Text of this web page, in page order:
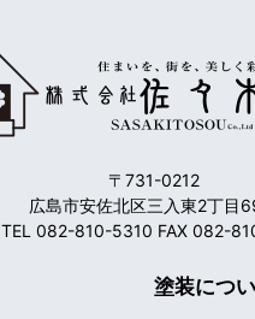
〒731-0212
広島市安佐北区三入東2丁目
TEL 082-810-5310 FAX 082-
塗装につ